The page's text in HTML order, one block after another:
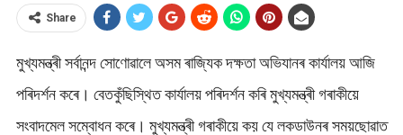
Share
মুখ্যমন্ত্ৰী সৰ্বানন্দ সোণোৱালে অসম ৰাজ্যিক দক্ষতা অভিযানৰ কাৰ্যালয় আজি
পৰিদৰ্শন কৰে। বেতকুঁছিস্থিত কাৰ্যালয় পৰিদৰ্শন কৰি মুখ্যমন্ত্ৰী গৰাকীয়ে
সংবাদমেল সম্বোধন কৰে। মুখ্যমন্ত্ৰী গৰাকীয়ে কয় যে লকডাউনৰ সময়ছোৱাত